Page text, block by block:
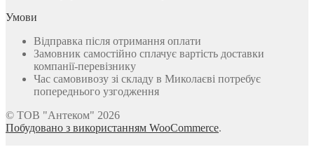
Умови
Відправка після отримання оплати
Замовник самостійно сплачує вартість доставки
компанії-перевізнику
Час самовивозу зі складу в Миколаєві потребує
попереднього узгодження
© ТОВ "Антеком" 2026
Побудовано з використанням WooCommerce.